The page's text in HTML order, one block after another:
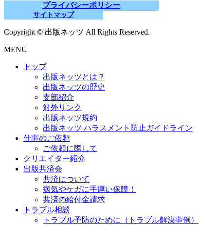
プライバシーポリシー
サイトマップ
Copyright © 出版ネッツ All Rights Reserved.
MENU
トップ
出版ネッツとは？
出版ネッツの歴史
支部紹介
対外リンク
出版ネッツ規約
出版ネッツ ハラスメント防止ガイドライン
仕事のご依頼
ご依頼に際して
クリエイター紹介
出版共済会
共済について
病気やケガに手厚い保障！
共済の給付金請求
トラブル相談
トラブル予防のために（トラブル解決事例）